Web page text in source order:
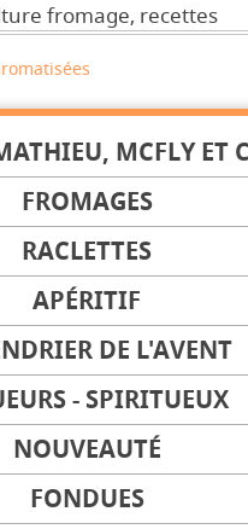
fromage, recettes
MCFLY ET
FROMAGES
RACLETTES
APÉRITIF
DE L'AVENT
- SPIRITUEUX
NOUVEAUTÉ
FONDUES